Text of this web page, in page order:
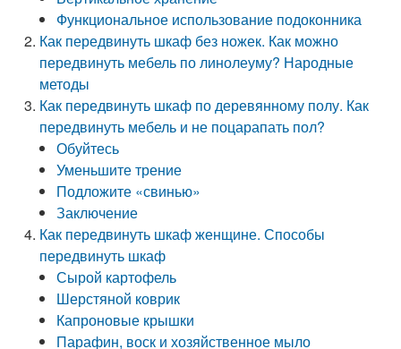
Функциональное использование подоконника
Как передвинуть шкаф без ножек. Как можно
передвинуть мебель по линолеуму? Народные
методы
Как передвинуть шкаф по деревянному полу. Как
передвинуть мебель и не поцарапать пол?
Обуйтесь
Уменьшите трение
Подложите «свинью»
Заключение
Как передвинуть шкаф женщине. Способы
передвинуть шкаф
Сырой картофель
Шерстяной коврик
Капроновые крышки
Парафин, воск и хозяйственное мыло